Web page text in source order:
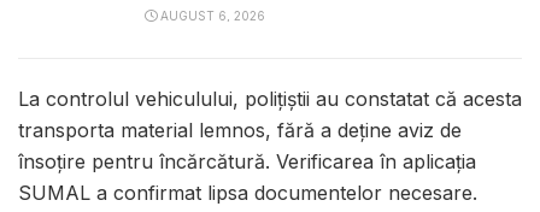
AUGUST 6, 2026
La controlul vehiculului, polițiștii au constatat că acesta
transporta material lemnos, fără a deține aviz de
însoțire pentru încărcătură. Verificarea în aplicația
SUMAL a confirmat lipsa documentelor necesare.